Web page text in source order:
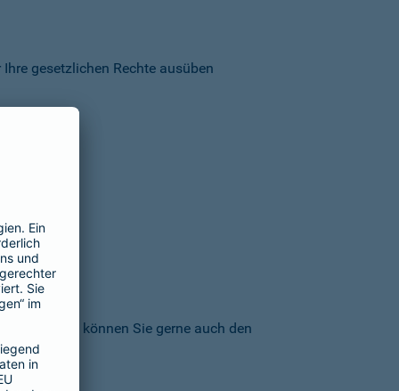
gesetzlichen Rechte ausüben
AG können Sie gerne auch den